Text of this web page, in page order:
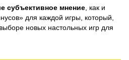
субъективное мнение, как и
для каждой игры, который,
новых настольных игр для